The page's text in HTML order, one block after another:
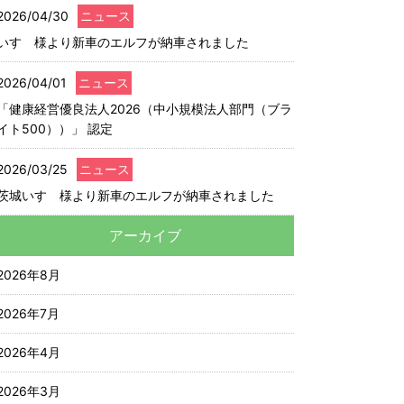
04/30
ニュース
すゞ様より新車のエルフが納車されました
04/01
ニュース
健康経営優良法人2026（中小規模法人部門（ブラ
ト500））」 認定
03/25
ニュース
城いすゞ様より新車のエルフが納車されました
アーカイブ
年8月
年7月
年4月
年3月